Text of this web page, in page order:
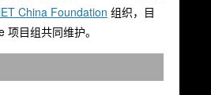
China Foundation 组织，目
目组共同维护。